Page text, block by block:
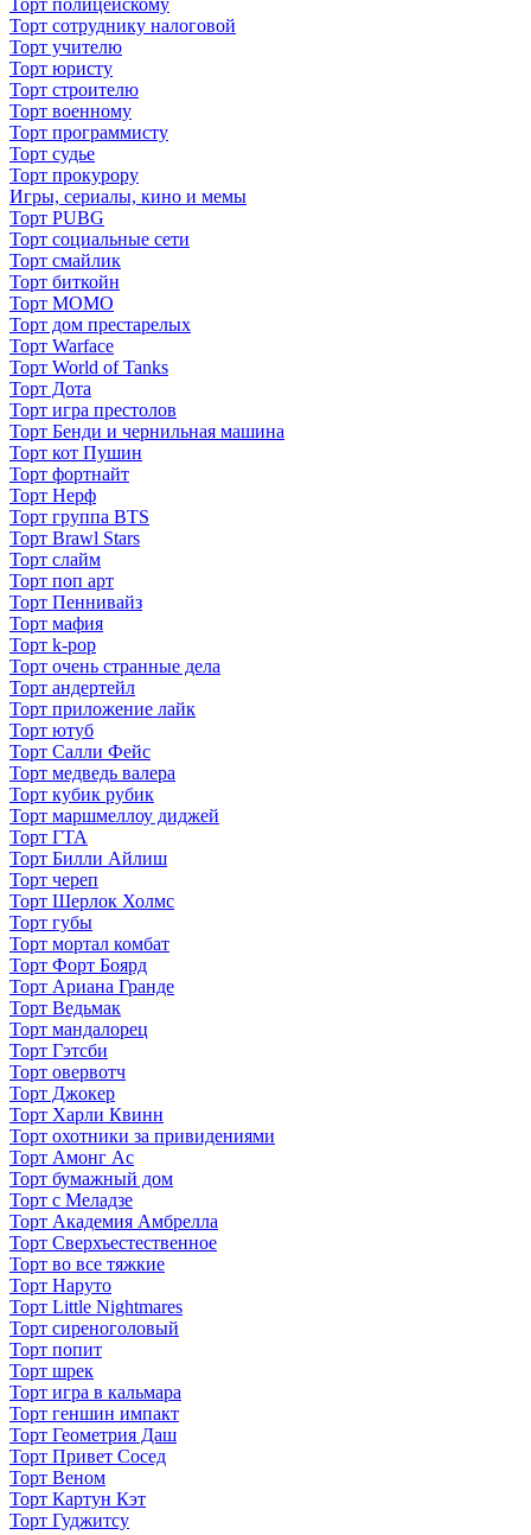
Торт полицейскому
Торт сотруднику налоговой
Торт учителю
Торт юристу
Торт строителю
Торт военному
Торт программисту
Торт судье
Торт прокурору
Игры, сериалы, кино и мемы
Торт PUBG
Торт социальные сети
Торт смайлик
Торт биткойн
Торт МОМО
Торт дом престарелых
Торт Warface
Торт World of Tanks
Торт Дота
Торт игра престолов
Торт Бенди и чернильная машина
Торт кот Пушин
Торт фортнайт
Торт Нерф
Торт группа BTS
Торт Brawl Stars
Торт слайм
Торт поп арт
Торт Пеннивайз
Торт мафия
Торт k-pop
Торт очень странные дела
Торт андертейл
Торт приложение лайк
Торт ютуб
Торт Салли Фейс
Торт медведь валера
Торт кубик рубик
Торт маршмеллоу диджей
Торт ГТА
Торт Билли Айлиш
Торт череп
Торт Шерлок Холмс
Торт губы
Торт мортал комбат
Торт Форт Боярд
Торт Ариана Гранде
Торт Ведьмак
Торт мандалорец
Торт Гэтсби
Торт овервотч
Торт Джокер
Торт Харли Квинн
Торт охотники за привидениями
Торт Амонг Ас
Торт бумажный дом
Торт с Меладзе
Торт Академия Амбрелла
Торт Сверхъестественное
Торт во все тяжкие
Торт Наруто
Торт Little Nightmares
Торт сиреноголовый
Торт попит
Торт шрек
Торт игра в кальмара
Торт геншин импакт
Торт Геометрия Даш
Торт Привет Сосед
Торт Веном
Торт Картун Кэт
Торт Гуджитсу